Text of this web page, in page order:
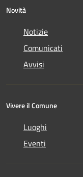
Novità
Notizie
Comunicati
Avvisi
Vivere il Comune
Luoghi
Eventi